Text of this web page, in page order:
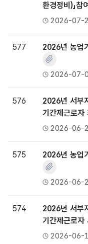
환경정비)」
2026-07-
577 2026년 농업
2026-07-
576
2026년 서부
기간제근로자
2026-06-
575 2026년 농업
2026-06-
574
2026년 서부
기간제근로자
2026-06-